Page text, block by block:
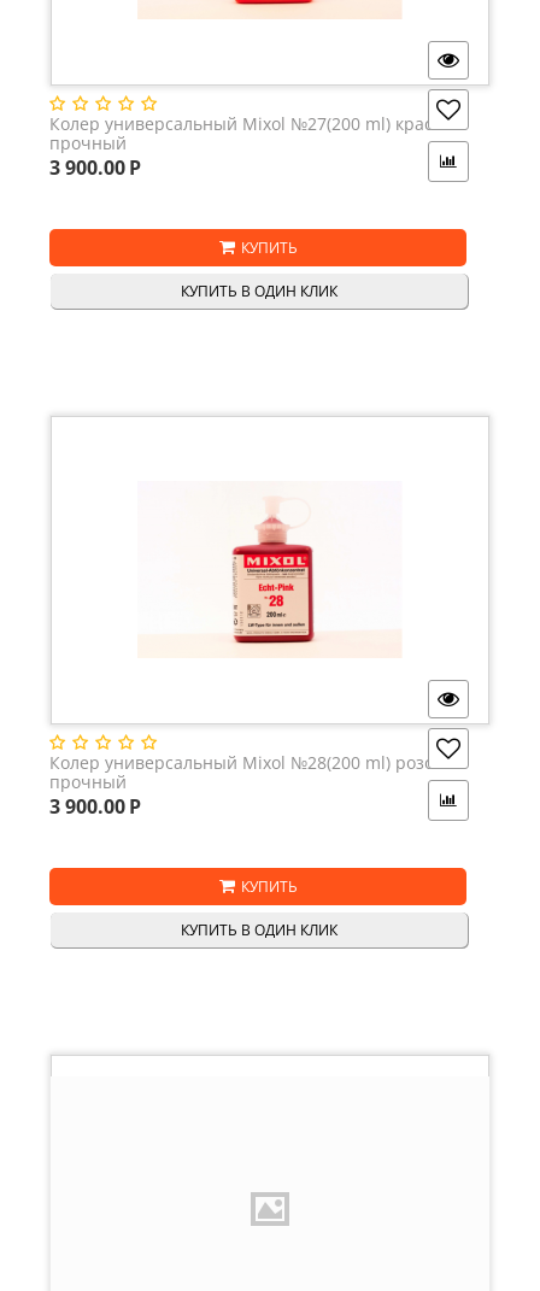
Колер универсальный Mixol №27(200 ml) красный
прочный
3 900.00Р
КУПИТЬ
КУПИТЬ В ОДИН КЛИК
Колер универсальный Mixol №28(200 ml) розовый
прочный
3 900.00Р
КУПИТЬ
КУПИТЬ В ОДИН КЛИК